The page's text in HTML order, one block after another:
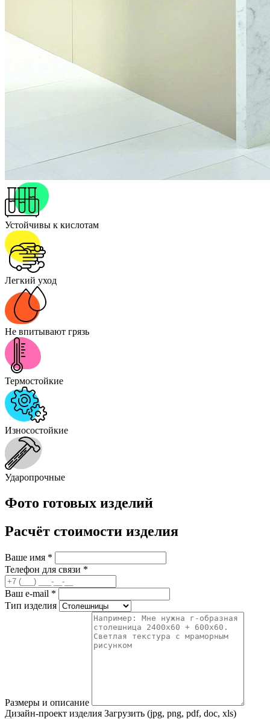
Устойчивы к кислотам
Легкий уход
Не впитывают грязь
Термостойкие
Износостойкие
Ударопрочные
Фото готовых изделий
Расчёт стоимости изделия
Ваше имя *
Телефон для связи *
Ваш e-mail *
Тип изделия
Размеры и описание
Дизайн-проект изделия Загрузить (jpg, png, pdf, doc, xls)